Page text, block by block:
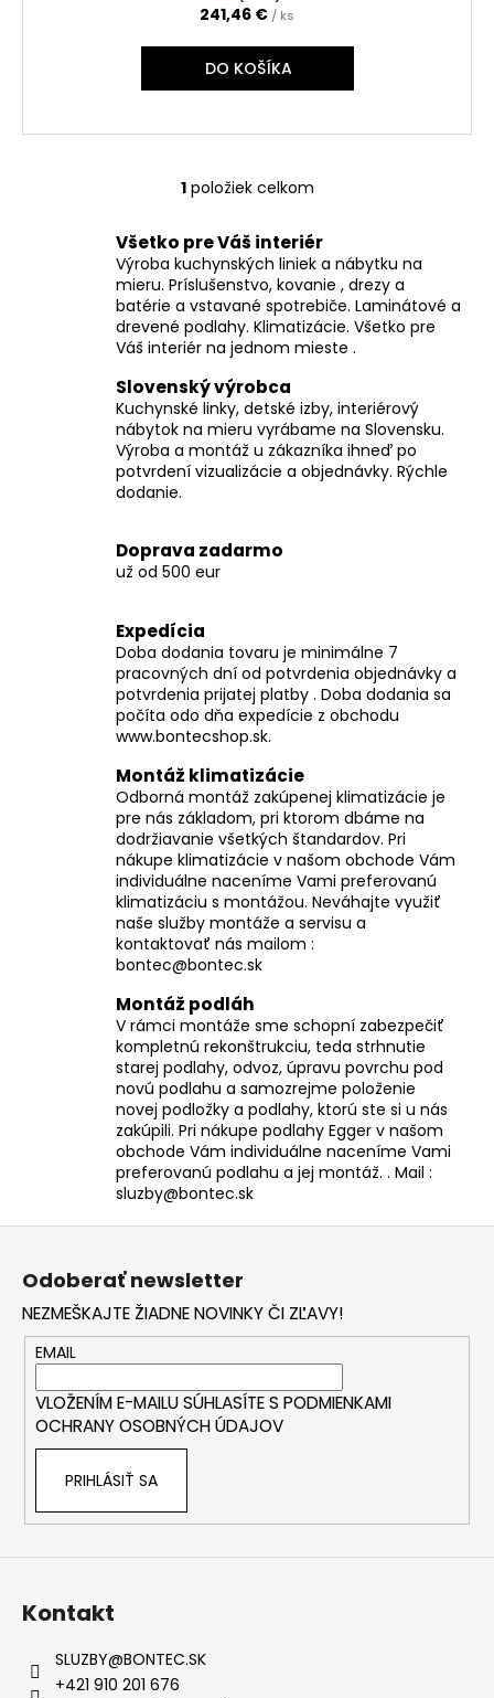
241,46 € / ks
DO KOŠÍKA
O
l
á
d
a
c
e
p
r
v
v
ý
u
1položiek celkom
Všetko pre Váš interiér
Výroba kuchynských liniek a nábytku na
mieru. Príslušenstvo, kovanie , drezy a
batérie a vstavané spotrebiče. Laminátové a
drevené podlahy. Klimatizácie. Všetko pre
Váš interiér na jednom mieste .
Slovenský výrobca
Kuchynské linky, detské izby, interiérový
nábytok na mieru vyrábame na Slovensku.
Výroba a montáž u zákazníka ihneď po
potvrdení vizualizácie a objednávky. Rýchle
dodanie.
Doprava zadarmo
už od 500 eur
Expedícia
Doba dodania tovaru je minimálne 7
pracovných dní od potvrdenia objednávky a
potvrdenia prijatej platby . Doba dodania sa
počíta odo dňa expedície z obchodu
www.bontecshop.sk.
Montáž klimatizácie
Odborná montáž zakúpenej klimatizácie je
pre nás základom, pri ktorom dbáme na
dodržiavanie všetkých štandardov. Pri
nákupe klimatizácie v našom obchode Vám
individuálne naceníme Vami preferovanú
klimatizáciu s montážou. Neváhajte využiť
naše služby montáže a servisu a
kontaktovať nás mailom :
bontec@bontec.sk
Montáž podláh
V rámci montáže sme schopní zabezpečiť
kompletnú rekonštrukciu, teda strhnutie
starej podlahy, odvoz, úpravu povrchu pod
novú podlahu a samozrejme položenie
novej podložky a podlahy, ktorú ste si u nás
zakúpili. Pri nákupe podlahy Egger v našom
obchode Vám individuálne naceníme Vami
preferovanú podlahu a jej montáž. . Mail :
sluzby@bontec.sk
Z
Odoberať newsletter
NEZMEŠKAJTE ŽIADNE NOVINKY ČI ZĽAVY!
EMAIL
VLOŽENÍM E-MAILU SÚHLASÍTE S PODMIENKAMI
OCHRANY OSOBNÝCH ÚDAJOV
PRIHLÁSIŤ SA
Kontakt
SLUZBY@BONTEC.SK
+421 910 201 676